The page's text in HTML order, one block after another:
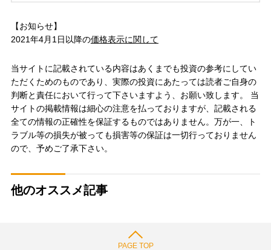
【お知らせ】
2021年4月1日以降の価格表示に関して
当サイトに記載されている内容はあくまでも投資の参考にしてい
ただくためのものであり、実際の投資にあたっては読者ご自身の
判断と責任において行って下さいますよう、お願い致します。 当
サイトの掲載情報は細心の注意を払っておりますが、記載される
全ての情報の正確性を保証するものではありません。万が一、ト
ラブル等の損失が被っても損害等の保証は一切行っておりません
ので、予めご了承下さい。
他のオススメ記事
PAGE TOP